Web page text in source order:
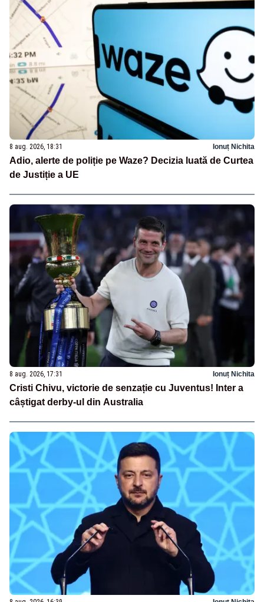
8 aug. 2026, 18:31 Ionuț Nichita
Adio, alerte de poliție pe Waze? Decizia luată de Curtea
de Justiție a UE
8 aug. 2026, 17:31 Ionuț Nichita
Cristi Chivu, victorie de senzație cu Juventus! Inter a
câștigat derby-ul din Australia